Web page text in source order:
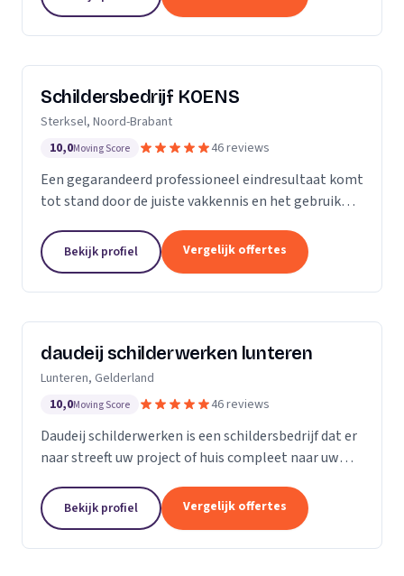
blijft...
Schildersbedrijf KOENS
Sterksel, Noord-Brabant
10,0Moving Score 46 reviews
Een gegarandeerd professioneel eindresultaat komt
tot stand door de juiste vakkennis en het gebruik
Bekijk profiel Vergelijk offertes
daudeij schilderwerken lunteren
Lunteren, Gelderland
10,0Moving Score 46 reviews
Daudeij schilderwerken is een schildersbedrijf dat er
naar streeft uw project of huis compleet naar uw
werken en beschikken over goede materialen die
ons...
Bekijk profiel Vergelijk offertes